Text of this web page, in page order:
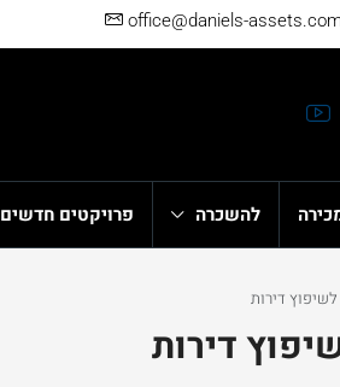
office@daniels-
להשכרה פרויקטים חדשים
דירות
דירות